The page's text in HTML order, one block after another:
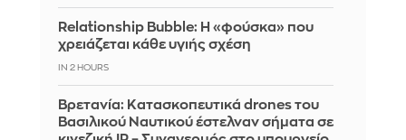
Relationship Bubble: Η «φούσκα» που
χρειάζεται κάθε υγιής σχέση
IN 2 HOURS
Βρετανία: Κατασκοπευτικά drones του
Βασιλικού Ναυτικού έστελναν σήματα σε